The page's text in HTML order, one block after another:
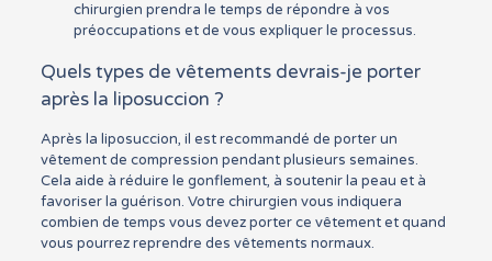
chirurgien prendra le temps de répondre à vos
préoccupations et de vous expliquer le processus.
Quels types de vêtements devrais-je porter
après la liposuccion ?
Après la liposuccion, il est recommandé de porter un
vêtement de compression pendant plusieurs semaines.
Cela aide à réduire le gonflement, à soutenir la peau et à
favoriser la guérison. Votre chirurgien vous indiquera
combien de temps vous devez porter ce vêtement et quand
vous pourrez reprendre des vêtements normaux.